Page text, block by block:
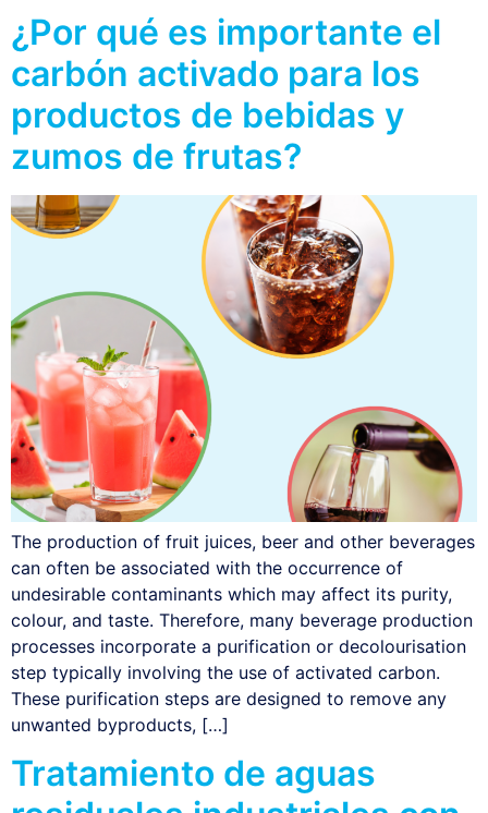
¿Por qué es importante el
carbón activado para los
productos de bebidas y
zumos de frutas?
The production of fruit juices, beer and other beverages
can often be associated with the occurrence of
undesirable contaminants which may affect its purity,
colour, and taste. Therefore, many beverage production
processes incorporate a purification or decolourisation
step typically involving the use of activated carbon.
These purification steps are designed to remove any
unwanted byproducts, […]
Tratamiento de aguas